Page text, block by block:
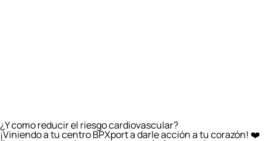
¿Y como reducir el riesgo cardiovascular?
¡Viniendo a tu centro BPXport a darle acción a tu corazón! ❤️